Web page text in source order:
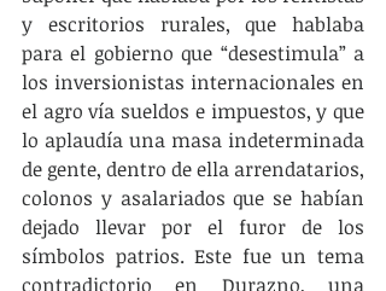
y escritorios rurales, que hablaba
para el gobierno que “desestimula” a
los inversionistas internacionales en
el agro vía sueldos e impuestos, y que
lo aplaudía una masa indeterminada
de gente, dentro de ella arrendatarios,
colonos y asalariados que se habían
dejado llevar por el furor de los
símbolos patrios. Este fue un tema
contradictorio en Durazno, una